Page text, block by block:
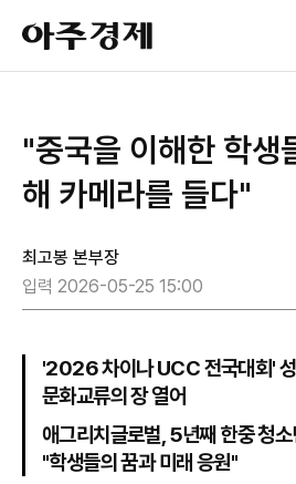
아
주
경
"중국을 이해한 학생
해 카메라를 들다"
최고봉 본부장
입력 2026-05-25 15:00
'2026 차이나 UCC 전국대회'
문화교류의 장 열어
애그리치글로벌, 5년째 한중 청
"학생들의 꿈과 미래 응원"